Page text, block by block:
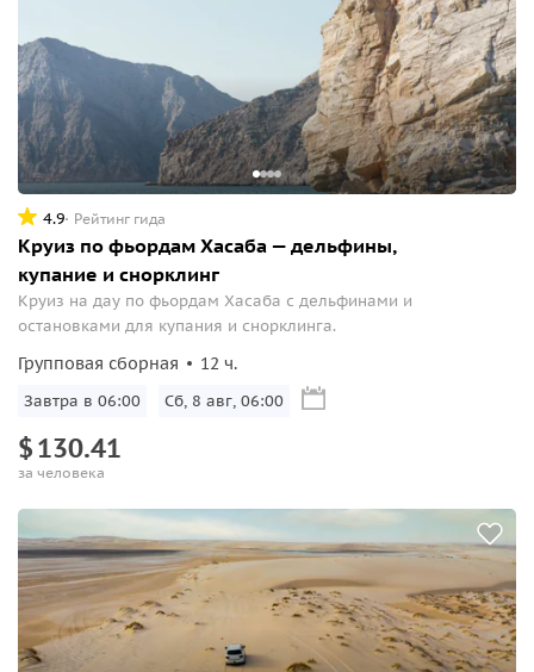
4.9 Рейтинг гида
Круиз по фьордам Хасабa — дельфины,
купание и снорклинг
Круиз на дау по фьордам Хасаба с дельфинами и
остановками для купания и снорклинга.
Групповая сборная 12 ч.
Завтра в 06:00 Сб, 8 авг, 06:00
$130.41
за человека